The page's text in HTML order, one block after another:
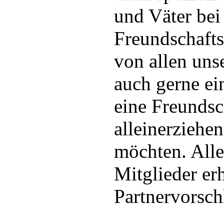
und Väter
von allen
auch gerne
eine
möchten.
Mitglieder